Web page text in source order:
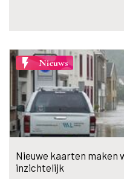
flash_on Nieuws
Nieuwe kaarten
inzichtelijk